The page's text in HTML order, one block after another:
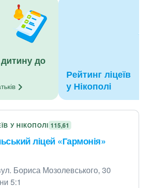
до
Рейтинг ліцеїв
у Нікополі
У НІКОПОЛІ 115,61
ліцей «Гармонія»
Бориса Мозолевського, 30
5:1